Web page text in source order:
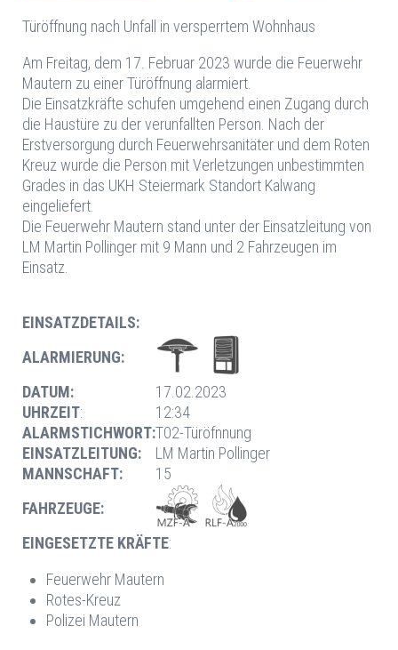
Türöffnung nach Unfall in versperrtem Wohnhaus
Am Freitag, dem 17. Februar 2023 wurde die Feuerwehr
Mautern zu einer Türöffnung alarmiert.
Die Einsatzkräfte schufen umgehend einen Zugang durch
die Haustüre zu der verunfallten Person. Nach der
Erstversorgung durch Feuerwehrsanitäter und dem Roten
Kreuz wurde die Person mit Verletzungen unbestimmten
Grades in das UKH Steiermark Standort Kalwang
eingeliefert.
Die Feuerwehr Mautern stand unter der Einsatzleitung von
LM Martin Pollinger mit 9 Mann und 2 Fahrzeugen im
Einsatz.
EINSATZDETAILS:
ALARMIERUNG:
DATUM:
17.02.2023
UHRZEIT:
12:34
ALARMSTICHWORT:T02-Türöfnnung
EINSATZLEITUNG:
LM Martin Pollinger
MANNSCHAFT:
15
FAHRZEUGE:
EINGESETZTE KRÄFTE:
Feuerwehr Mautern
Rotes-Kreuz
Polizei Mautern